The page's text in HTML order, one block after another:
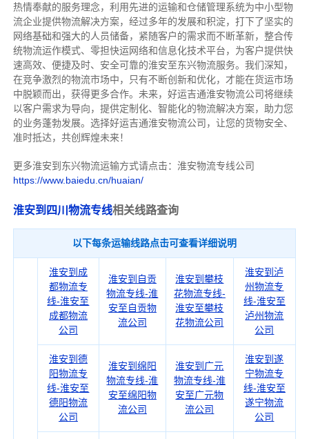
热情奉献的服务理念，利用先进的运输和仓储管理系统为中小型物
流企业提供物流解决方案，经过多年的发展和积淀，打下了坚实的
网络基础和强大的人员储备，紧随客户的需求而不断革新，整合传
统物流运作模式、零担快运网络和信息化技术平台，为客户提供快
速高效、便捷及时、安全可靠的淮安至东兴物流服务。 我们深知，
在竞争激烈的物流市场中，只有不断创新和优化，才能在货运市场
中脱颖而出，获得更多合作。 未来，好运吉通淮安物流公司将继续
以客户需求为导向，提供定制化、智能化的物流解决方案，助力您
的业务蓬勃发展。选择好运吉通淮安物流公司，让您的货物安全、
准时抵达，共创辉煌未来！
更多淮安到东兴物流运输方式请点击：淮安物流专线公司
https://www.baiedu.cn/huaian/
淮安到四川物流专线相关线路查询
以下每条运输线路点击可查看详细说明
淮安到成
都物流专
线-淮安至
成都物流
公司
淮安到自贡
物流专线-淮
安至自贡物
流公司
淮安到攀枝
花物流专线-
淮安至攀枝
花物流公司
淮安到泸
州物流专
线-淮安至
泸州物流
公司
淮安到德
阳物流专
线-淮安至
德阳物流
公司
淮安到绵阳
物流专线-淮
安至绵阳物
流公司
淮安到广元
物流专线-淮
安至广元物
流公司
淮安到遂
宁物流专
线-淮安至
遂宁物流
公司